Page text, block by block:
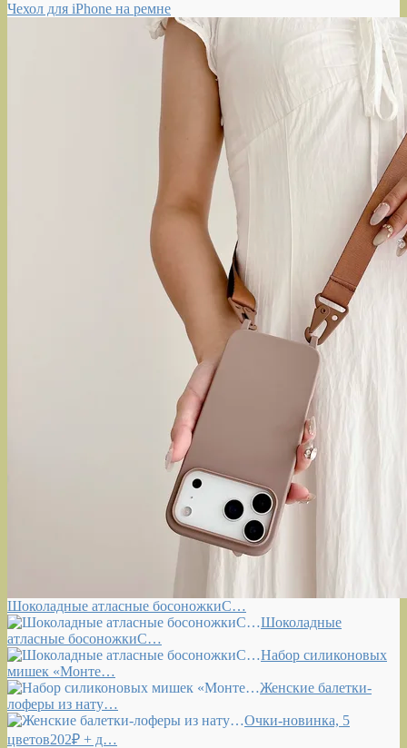
Чехол для iPhone на ремне
Шоколадные атласные босоножкиС…
Шоколадные
атласные босоножкиС…
Набор силиконовых
мишек «Монте…
Женские балетки-
лоферы из нату…
Очки-новинка, 5
цветов202₽ + д…